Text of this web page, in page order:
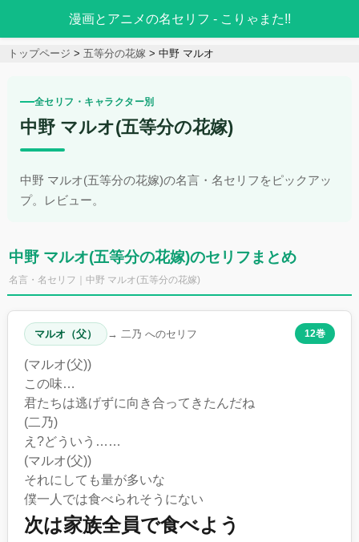
漫画とアニメの名セリフ - こりゃまた!!
トップページ 五等分の花嫁 中野 マルオ
全セリフ・キャラクター別
中野 マルオ(五等分の花嫁)
中野 マルオ(五等分の花嫁)の名言・名セリフをピックアッ
プ。レビュー。
中野 マルオ(五等分の花嫁)のセリフまとめ
名言・名セリフ｜中野 マルオ(五等分の花嫁)
マルオ（父） → 二乃 へのセリフ 12巻
(マルオ(父))
この味…
君たちは逃げずに向き合ってきたんだね
(二乃)
え?どういう……
(マルオ(父))
それにしても量が多いな
僕一人では食べられそうにない
次は家族全員で食べよう